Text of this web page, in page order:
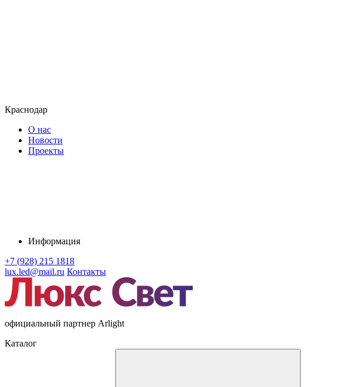
Краснодар
О нас
Новости
Проекты
Информация
+7 (928) 215 1818
lux.led@mail.ru Контакты
официальный партнер Arlight
Каталог